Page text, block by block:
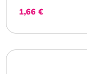
1,66 €